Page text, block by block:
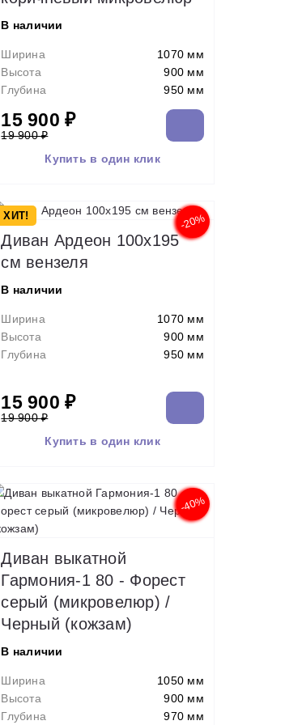
В наличии
Ширина
1070 мм
Высота
900 мм
Глубина
950 мм
15 900 ₽
19 900 ₽
Купить в один клик
ХИТ! -20%
Диван Ардеон 100х195
см вензеля
В наличии
Ширина
1070 мм
Высота
900 мм
Глубина
950 мм
15 900 ₽
19 900 ₽
Купить в один клик
-40%
Диван выкатной
Гармония-1 80 - Форест
серый (микровелюр) /
Черный (кожзам)
В наличии
Ширина
1050 мм
Высота
900 мм
Глубина
970 мм